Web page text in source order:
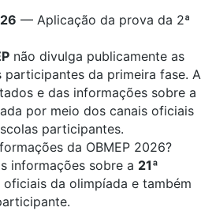
— Aplicação da prova da 2ª
não divulga publicamente as
participantes da primeira fase. A
e das informações sobre a
por meio dos canais oficiais
participantes.
da OBMEP 2026?
informações sobre a 21ª
oficiais da olimpíada e também